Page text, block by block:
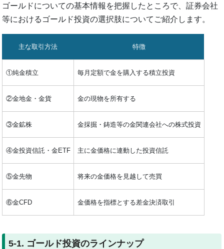
ゴールドについての基本情報を把握したところで、証券会社
等におけるゴールド投資の選択肢についてご紹介します。
主な取引方法 特徴
①純金積立 毎月定額で金を購入する積立投資
②金地金・金貨 金の現物を所有する
③金鉱株 金採掘・鋳造等の金関連会社への株式投資
④金投資信託・金ETF 主に金価格に連動した投資信託
⑤金先物 将来の金価格を見越して売買
⑥金CFD 金価格を指標とする差金決済取引
5-1. ゴールド投資のラインナップ